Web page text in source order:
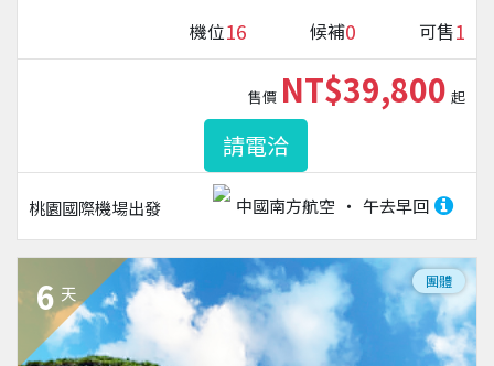
機位16 候補0 可售1
桃園國際機場出發 中國南方航空 午去早回
售價 NT$39,800 起
請電洽
6 天
團體